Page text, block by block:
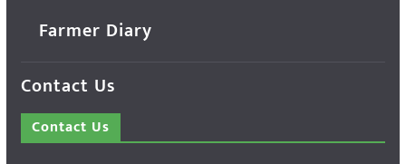
Farmer Diary
Contact Us
Contact Us